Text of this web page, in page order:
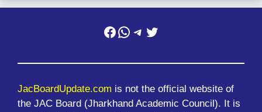
Facebook
WhatsApp
Telegram
Twitter
JacBoardUpdate.com is not the official website of
the JAC Board (Jharkhand Academic Council). It is